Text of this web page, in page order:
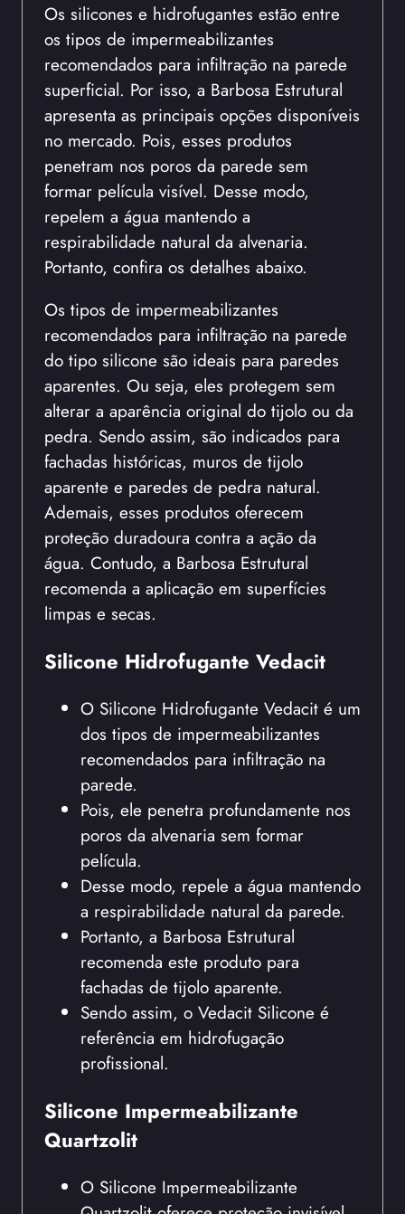
Os silicones e hidrofugantes estão entre
os tipos de impermeabilizantes
recomendados para infiltração na parede
superficial. Por isso, a Barbosa Estrutural
apresenta as principais opções disponíveis
no mercado. Pois, esses produtos
penetram nos poros da parede sem
formar película visível. Desse modo,
repelem a água mantendo a
respirabilidade natural da alvenaria.
Portanto, confira os detalhes abaixo.
Os tipos de impermeabilizantes
recomendados para infiltração na parede
do tipo silicone são ideais para paredes
aparentes. Ou seja, eles protegem sem
alterar a aparência original do tijolo ou da
pedra. Sendo assim, são indicados para
fachadas históricas, muros de tijolo
aparente e paredes de pedra natural.
Ademais, esses produtos oferecem
proteção duradoura contra a ação da
água. Contudo, a Barbosa Estrutural
recomenda a aplicação em superfícies
limpas e secas.
Silicone Hidrofugante Vedacit
O Silicone Hidrofugante Vedacit é um
dos tipos de impermeabilizantes
recomendados para infiltração na
parede.
Pois, ele penetra profundamente nos
poros da alvenaria sem formar
película.
Desse modo, repele a água mantendo
a respirabilidade natural da parede.
Portanto, a Barbosa Estrutural
recomenda este produto para
fachadas de tijolo aparente.
Sendo assim, o Vedacit Silicone é
referência em hidrofugação
profissional.
Silicone Impermeabilizante
Quartzolit
O Silicone Impermeabilizante